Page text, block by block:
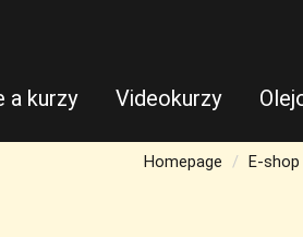
a kurzy Videokurzy
Homepage E-shop